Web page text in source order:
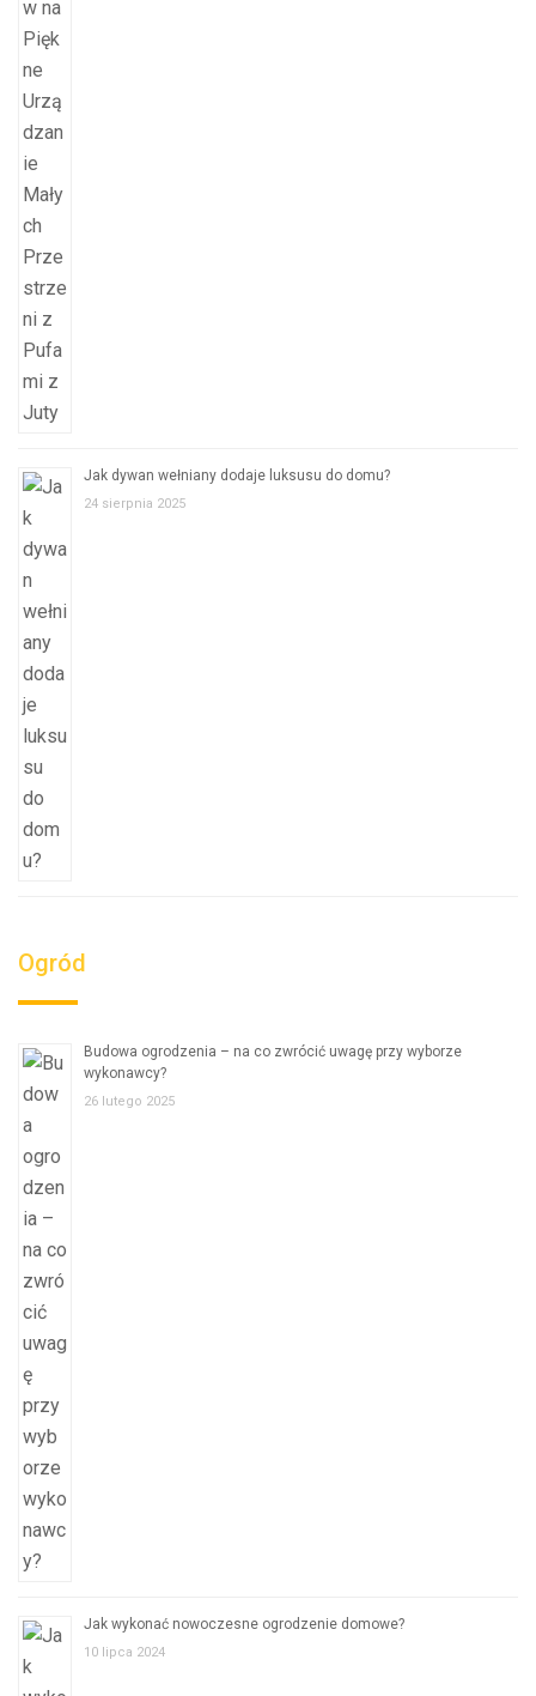
Jak dywan wełniany dodaje luksusu do domu?
24 sierpnia 2025
Ogród
Budowa ogrodzenia – na co zwrócić uwagę przy wyborze
wykonawcy?
26 lutego 2025
Jak wykonać nowoczesne ogrodzenie domowe?
10 lipca 2024